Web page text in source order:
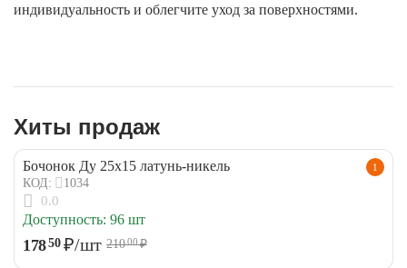
индивидуальность и облегчите уход за поверхностями.
Хиты продаж
1
Бочонок Ду 25х15 латунь-никель
КОД: 1034
0.0
Доступность: 96 шт
17850 ₽/шт 210 00 ₽